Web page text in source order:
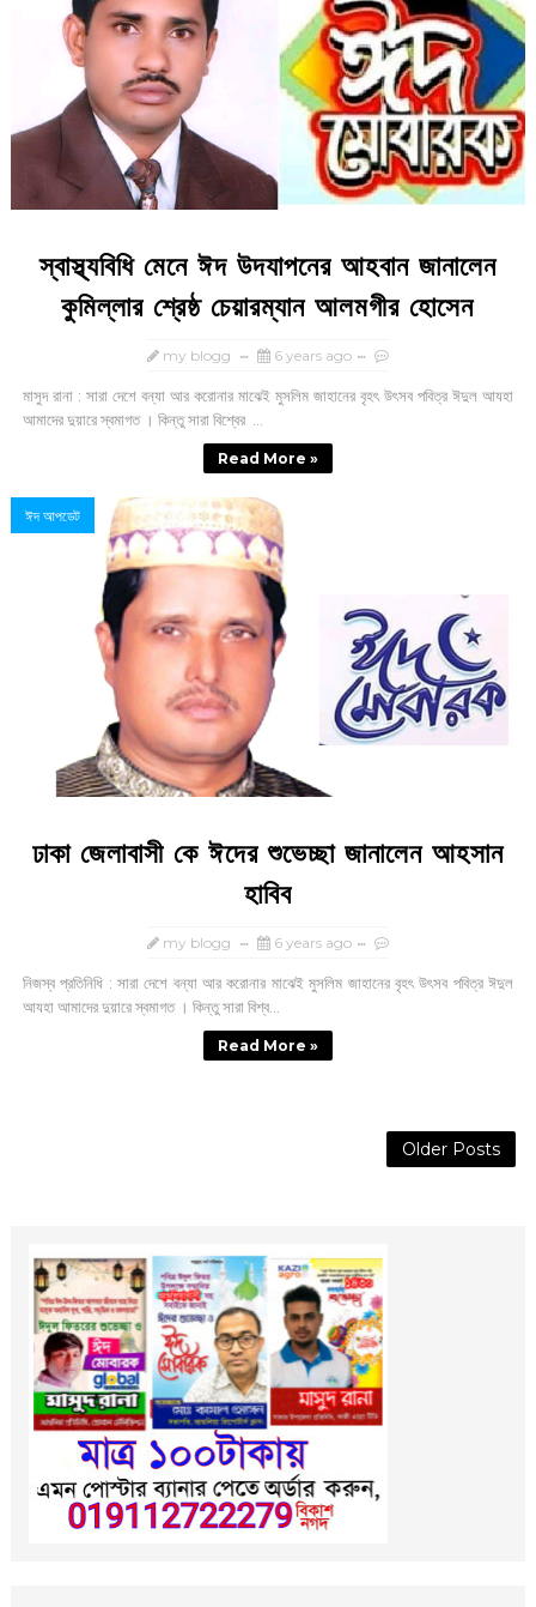
স্বাস্থ্যবিধি মেনে ঈদ উদযাপনের আহবান জানালেন
কুমিল্লার শ্রেষ্ঠ চেয়ারম্যান আলমগীর হোসেন
my blogg 6 years ago
মাসুদ রানা : সারা দেশে বন্যা আর করোনার মাঝেই মুসলিম জাহানের বৃহৎ উৎসব পবিত্র ঈদুল আযহা
আমাদের দুয়ারে স্বমাগত । কিন্তু সারা বিশ্বের ...
Read More »
ঈদ আপডেট
ঢাকা জেলাবাসী কে ঈদের শুভেচ্ছা জানালেন আহসান
হাবিব
my blogg 6 years ago
নিজস্ব প্রতিনিধি : সারা দেশে বন্যা আর করোনার মাঝেই মুসলিম জাহানের বৃহৎ উৎসব পবিত্র ঈদুল
আযহা আমাদের দুয়ারে স্বমাগত । কিন্তু সারা বিশ্ব...
Read More »
Older Posts